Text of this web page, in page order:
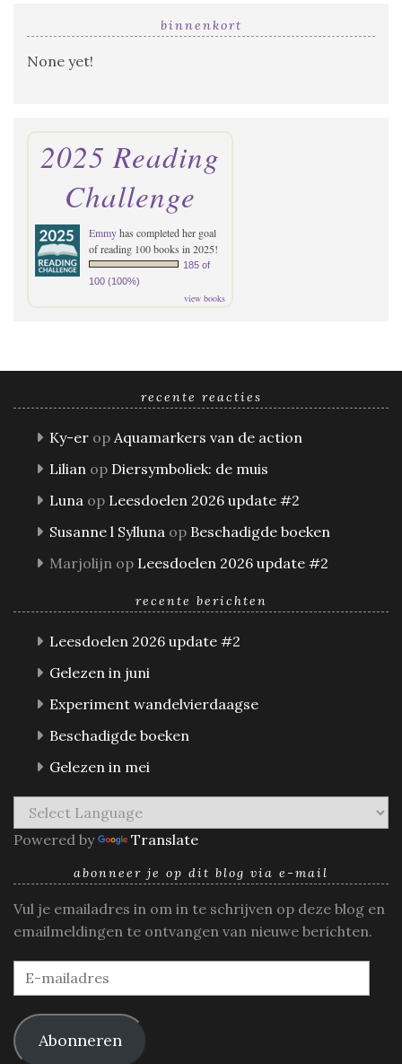
binnenkort
None yet!
2025 Reading
Challenge
Emmyhas completed her goal
of reading 100 books in 2025!
185 of
100 (100%)
view books
recente reacties
Ky-er op Aquamarkers van de action
Lilian op Diersymboliek: de muis
Luna op Leesdoelen 2026 update #2
Susanne l Sylluna op Beschadigde boeken
Marjolijn op Leesdoelen 2026 update #2
recente berichten
Leesdoelen 2026 update #2
Gelezen in juni
Experiment wandelvierdaagse
Beschadigde boeken
Gelezen in mei
Powered by Translate
abonneer je op dit blog via e-mail
Vul je emailadres in om in te schrijven op deze blog en
emailmeldingen te ontvangen van nieuwe berichten.
E-
mailadres
Abonneren